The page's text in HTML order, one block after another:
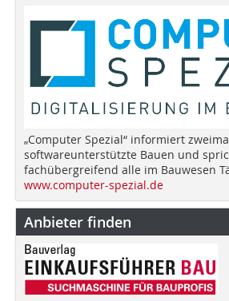
„Computer Spezial“ informiert
softwareunterstützte Bauen und
fachübergreifend alle im Bauwesen
www.computer-spezial.de
Anbieter finden